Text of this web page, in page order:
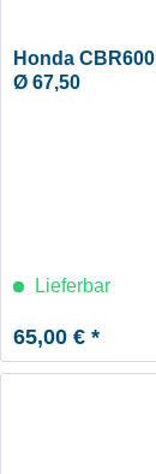
Honda
Ø 67,50
Lieferbar
65,00 € *